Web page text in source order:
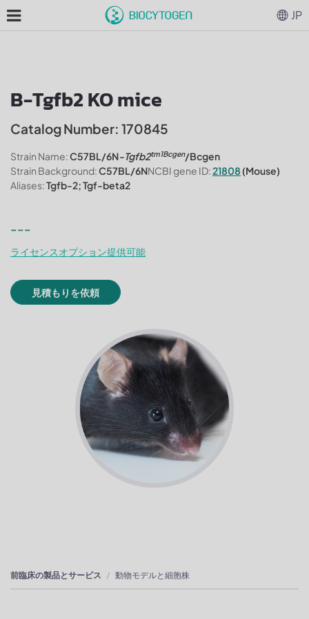
B-Tgfb2 KO mice
Catalog Number: 170845
Strain Name:C57BL/6N-Tgfb2tm1Bcgen/Bcgen
Strain Background:C57BL/6NNCBI gene ID:21808 (Mouse)
Aliases:Tgfb-2; Tgf-beta2
---
ライセンスオプション提供可能
見積もりを依頼
前臨床の製品とサービス 動物モデルと細胞株
JP